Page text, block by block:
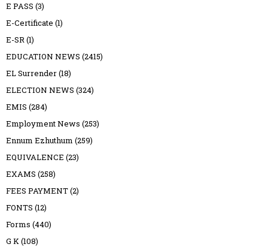
E PASS (3)
E-Certificate (1)
E-SR(1)
EDUCATION NEWS (2415)
EL Surrender(18)
ELECTION NEWS (324)
EMIS (284)
Employment News (253)
Ennum Ezhuthum (259)
EQUIVALENCE (23)
EXAMS (258)
FEES PAYMENT(2)
FONTS (12)
Forms (440)
G K(108)